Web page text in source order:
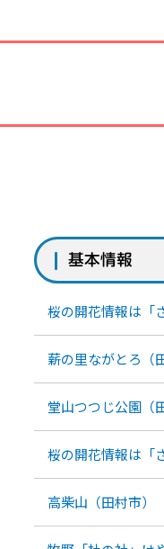
基本情報
桜の開花情報は「
薪の里ながとろ（
堂山つつじ公園（
桜の開花情報は「
高柴山（田村市）